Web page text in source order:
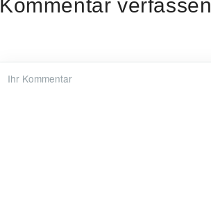
Kommentar verfassen